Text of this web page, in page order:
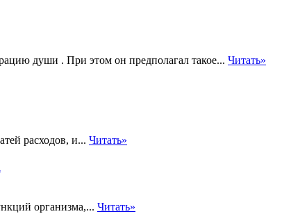
души . При этом он предполагал такое... Читать»
расходов, и... Читать»
организма,... Читать»